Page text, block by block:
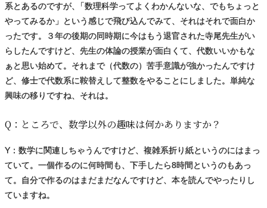
系とあるのですが、
「数理科学ってよくわかんないな、でもちょっと
やってみるか」という感じで飛び込んでみて、それはそれで面白か
ったです。３年の後期の同時期に今はもう退官された寺尾先生がい
らしたんですけど、先生の体論の授業が面白くて、代数いいかもな
ぁと思い始めて。それまで（代数の）苦手意識が強かったんですけ
ど、修士で代数系に鞍替えして整数をやることにしました。単純な
興味の移りですね、それは。
Q： ところで、 数学以外の趣味は何かありますか？
Y：数学に関連しちゃうんですけど、複雑系折り紙というのにはまっ
ていて。一個作るのに何時間も、下手したら8時間というのもあっ
て。自分で作るのはまだまだなんですけど、本を読んでやったりし
ていますね。